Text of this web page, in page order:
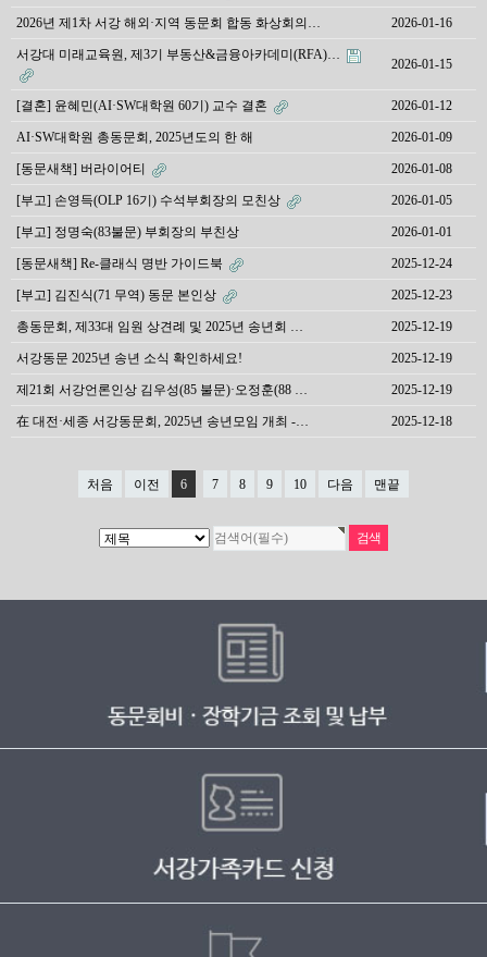
2026년 제1차 서강 해외·지역 동문회 합동 화상회의… 2026-01-16
서강대 미래교육원, 제3기 부동산&금융아카데미(RFA)…
2026-01-15
[결혼] 윤혜민(AI·SW대학원 60기) 교수 결혼 2026-01-12
AI·SW대학원 총동문회, 2025년도의 한 해 2026-01-09
[동문새책] 버라이어티 2026-01-08
[부고] 손영득(OLP 16기) 수석부회장의 모친상 2026-01-05
[부고] 정명숙(83불문) 부회장의 부친상 2026-01-01
[동문새책] Re-클래식 명반 가이드북 2025-12-24
[부고] 김진식(71 무역) 동문 본인상 2025-12-23
총동문회, 제33대 임원 상견례 및 2025년 송년회 … 2025-12-19
서강동문 2025년 송년 소식 확인하세요! 2025-12-19
제21회 서강언론인상 김우성(85 불문)·오정훈(88 … 2025-12-19
在 대전·세종 서강동문회, 2025년 송년모임 개최 -… 2025-12-18
처음 이전 6 7 8 9 10 다음 맨끝